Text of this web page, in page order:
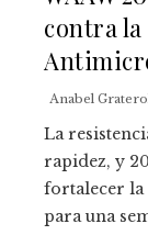
contra la
Anabel
La
rapidez, y
fortalecer la
para una